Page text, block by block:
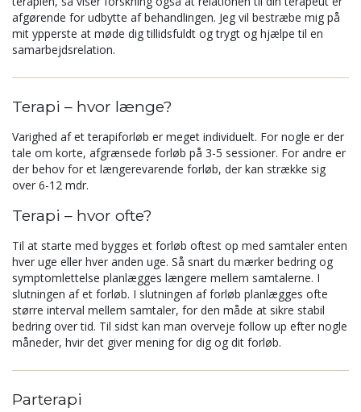
afgørende for udbytte af behandlingen. Jeg vil bestræbe mig på
mit ypperste at møde dig tillidsfuldt og trygt og hjælpe til en
samarbejdsrelation.
Terapi – hvor længe?
Varighed af et terapiforløb er meget individuelt. For nogle er der
tale om korte, afgrænsede forløb på 3-5 sessioner. For andre er
der behov for et længerevarende forløb, der kan strække sig
over 6-12 mdr.
Terapi – hvor ofte?
Til at starte med bygges et forløb oftest op med samtaler enten
hver uge eller hver anden uge. Så snart du mærker bedring og
symptomlettelse planlægges længere mellem samtalerne. I
slutningen af et forløb. I slutningen af forløb planlægges ofte
større interval mellem samtaler, for den måde at sikre stabil
bedring over tid. Til sidst kan man overveje follow up efter nogle
måneder, hvir det giver mening for dig og dit forløb.
Parterapi